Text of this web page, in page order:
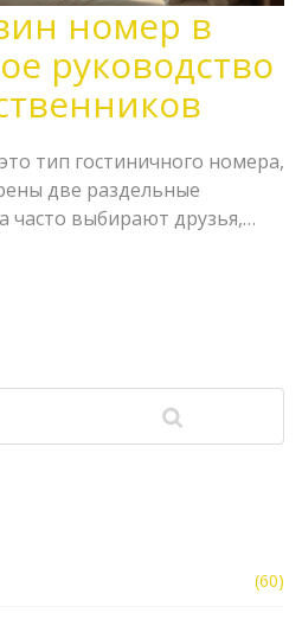
номер в
руководство
тип гостиничного номера,
две раздельные
часто выбирают друзья,
отдельные знаки. В статье
твин номеров, их
(60)